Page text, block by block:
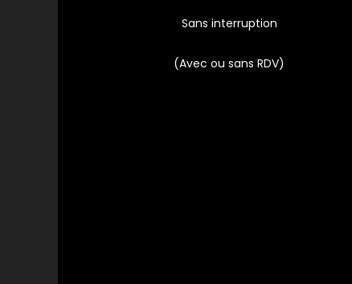
Sans interruption
(Avec ou sans RDV)